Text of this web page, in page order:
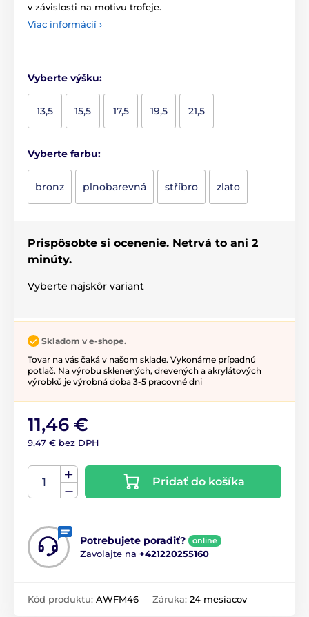
v závislosti na motivu trofeje.
Viac informácií ›
Vyberte výšku:
13,5 15,5 17,5 19,5 21,5
Vyberte farbu:
bronz plnobarevná stříbro zlato
Prispôsobte si ocenenie. Netrvá to ani 2
minúty.
Vyberte najskôr variant
Skladom v e-shope.
Tovar na vás čaká v našom sklade. Vykonáme prípadnú
potlač. Na výrobu sklenených, drevených a akrylátových
výrobků je výrobná doba 3-5 pracovné dni
11,46 €
9,47 € bez DPH
Pridať do košíka
Potrebujete poradiť? online
Zavolajte na +421220255160
Kód produktu: AWFM46 Záruka: 24 mesiacov